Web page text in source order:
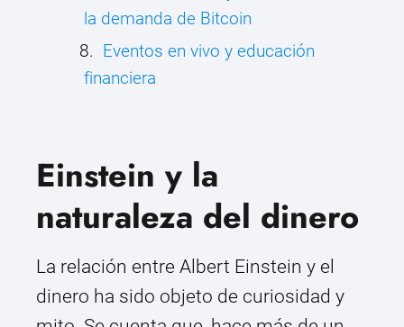
la demanda de Bitcoin
Eventos en vivo y educación
financiera
Einstein y la
naturaleza del dinero
La relación entre Albert Einstein y el
dinero ha sido objeto de curiosidad y